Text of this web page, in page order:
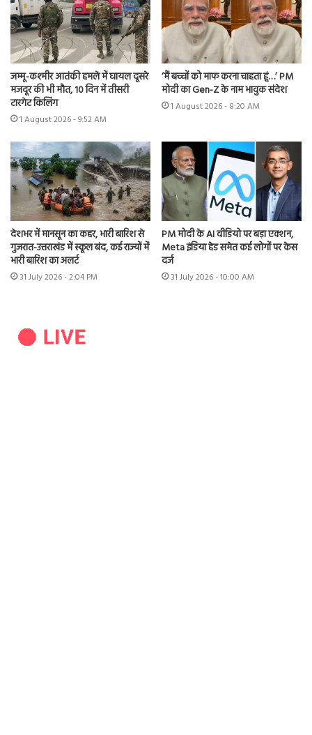
जम्मू-कश्मीर आतंकी हमले में घायल दूसरे
मजदूर की भी मौत, 10 दिन में तीसरी
टारगेट किलिंग
1 August 2026 - 9:52 AM
‘मैं बच्चों को माफ करना चाहता हूं…’ PM
मोदी का Gen-Z के नाम भावुक संदेश
1 August 2026 - 8:20 AM
देशभर में मानसून का कहर, भारी बारिश से
गुजरात-उत्तराखंड में स्कूल बंद, कई राज्यों में
भारी बारिश का अलर्ट
31 July 2026 - 2:04 PM
PM मोदी के AI वीडियो पर बड़ा एक्शन,
Meta इंडिया हेड समेत कई लोगों पर केस
दर्ज
31 July 2026 - 10:00 AM